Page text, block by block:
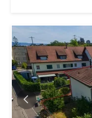
une source
franchissez le seuil,
unique. Des espaces
plafond
confèrent une
exceptionnellement
créent une
charme historique.
entièrement rénové
présente aujourd’hui